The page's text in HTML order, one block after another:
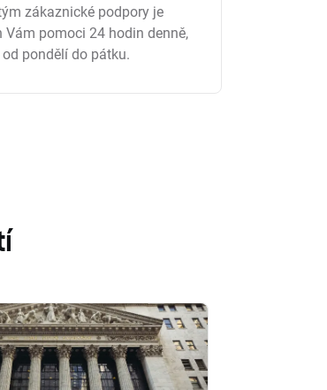
zákaznické podpory je
Vám pomoci 24 hodin denně,
od pondělí do pátku.